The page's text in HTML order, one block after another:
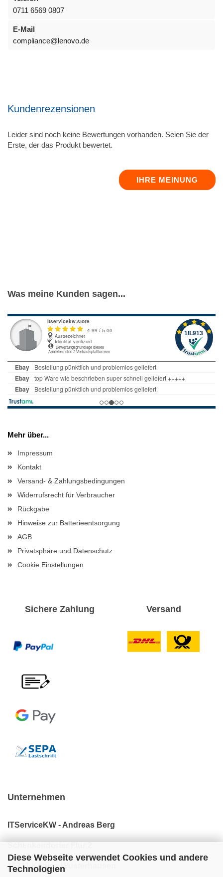
Diese Webseite verwendet Cookies und andere
Technologien
0711 6569 0807
E-Mail
compliance@lenovo.de
Kundenrezensionen
Leider sind noch keine Bewertungen vorhanden. Seien Sie der
Erste, der das Produkt bewertet.
IHRE MEINUNG
Was meine Kunden sagen...
Mehr über...
Impressum
Kontakt
Versand- & Zahlungsbedingungen
Widerrufsrecht für Verbraucher
Rückgabe
Hinweise zur Batterieentsorgung
AGB
Privatsphäre und Datenschutz
Cookie Einstellungen
Sichere Zahlung Versand
Unternehmen
ITServiceKW - Andreas Berg
15711 Königs Wusterhausen